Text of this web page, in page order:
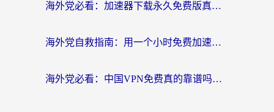
海外党必看：加速器下载永久免费版真的存在吗？教你无缝访问国内资源的正确姿势
海外党自救指南：用一个小时免费加速器，轻松打破国内资源访问壁垒？
海外党必看：中国VPN免费真的靠谱吗？手把手教你选对回国加速器